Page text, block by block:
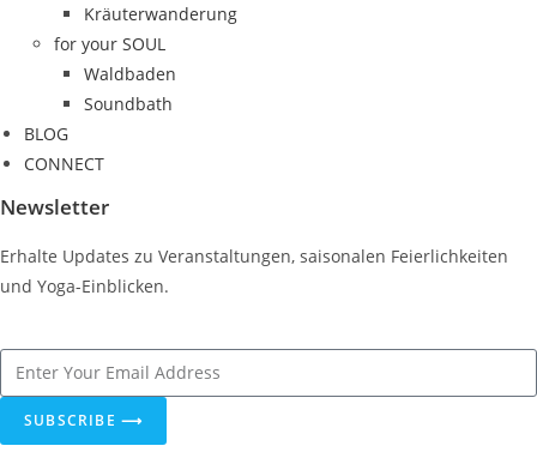
Kräuterwanderung
for your SOUL
Waldbaden
Soundbath
BLOG
CONNECT
Newsletter
Erhalte Updates zu Veranstaltungen, saisonalen Feierlichkeiten
und Yoga-Einblicken.
SUBSCRIBE ⟶